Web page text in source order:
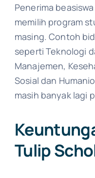
Penerima
memilih program
masing. Contoh
seperti Teknologi
Manajemen,
Sosial dan
masih banyak lagi
Tulip